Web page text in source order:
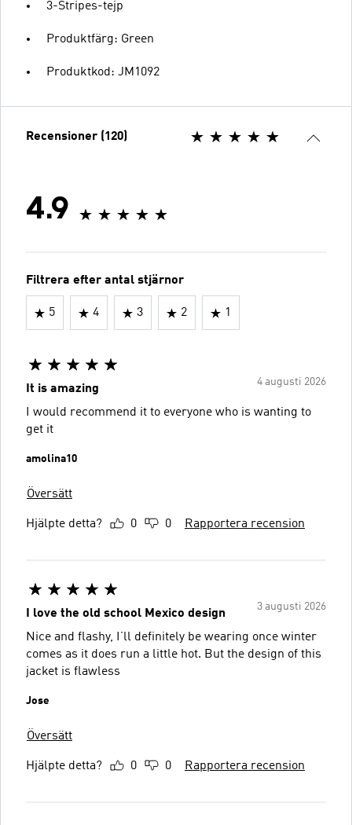
3-Stripes-tejp
Produktfärg: Green
Produktkod: JM1092
Recensioner (120)
4.9
Filtrera efter antal stjärnor
5 4 3 2 1
4 augusti 2026
It is amazing
I would recommend it to everyone who is wanting to
get it
amolina10
Översätt
Hjälpte detta? 0 0 Rapportera recension
3 augusti 2026
I love the old school Mexico design
Nice and flashy, I’ll definitely be wearing once winter
comes as it does run a little hot. But the design of this
jacket is flawless
Jose
Översätt
Hjälpte detta? 0 0 Rapportera recension